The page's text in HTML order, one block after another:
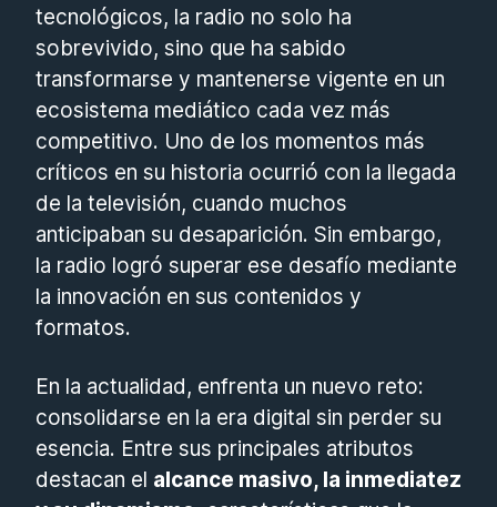
tecnológicos, la radio no solo ha
sobrevivido, sino que ha sabido
transformarse y mantenerse vigente en un
ecosistema mediático cada vez más
competitivo. Uno de los momentos más
críticos en su historia ocurrió con la llegada
de la televisión, cuando muchos
anticipaban su desaparición. Sin embargo,
la radio logró superar ese desafío mediante
la innovación en sus contenidos y
formatos.
En la actualidad, enfrenta un nuevo reto:
consolidarse en la era digital sin perder su
esencia. Entre sus principales atributos
destacan el alcance masivo, la inmediatez